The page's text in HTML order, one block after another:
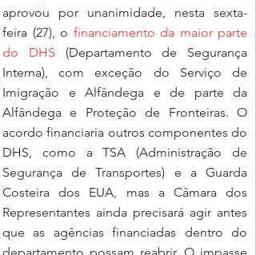
aprovou por unanimidade, nesta sexta-
feira (27), o financiamento da maior parte
do DHS (Departamento de Segurança
Interna), com exceção do Serviço de
Imigração e Alfândega e de parte da
Alfândega e Proteção de Fronteiras. O
acordo financiaria outros componentes do
DHS, como a TSA (Administração de
Segurança de Transportes) e a Guarda
Costeira dos EUA, mas a Câmara dos
Representantes ainda precisará agir antes
que as agências financiadas dentro do